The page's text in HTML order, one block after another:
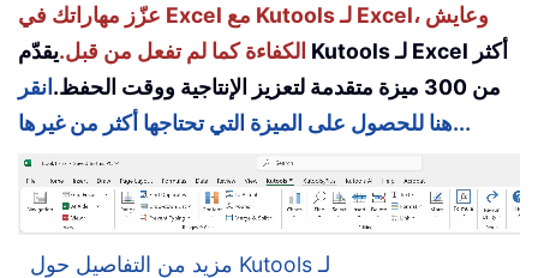
عزّز مهاراتك في Excel مع Kutools لـ Excel، وعايش
الكفاءة كما لم تفعل من قبل.يقدّم Kutools لـ Excel أكثر
من 300 ميزة متقدمة لتعزيز الإنتاجية ووقت الحفظ.
انقر
هنا للحصول على الميزة التي تحتاجها أكثر من غيرها...
مزيد من التفاصيل حول Kutools لـ